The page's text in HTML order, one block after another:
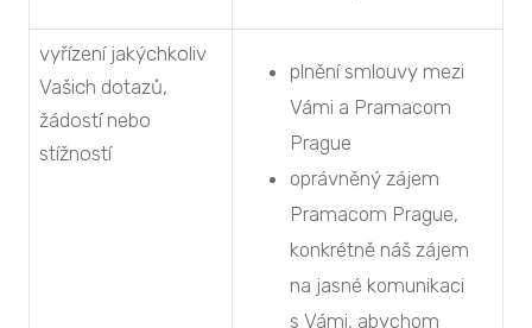
vyřízení jakýchkoliv
Vašich dotazů,
žádostí nebo
stížností
plnění smlouvy mezi
Vámi a Pramacom
Prague
oprávněný zájem
Pramacom Prague,
konkrétně náš zájem
na jasné komunikaci
s Vámi, abychom